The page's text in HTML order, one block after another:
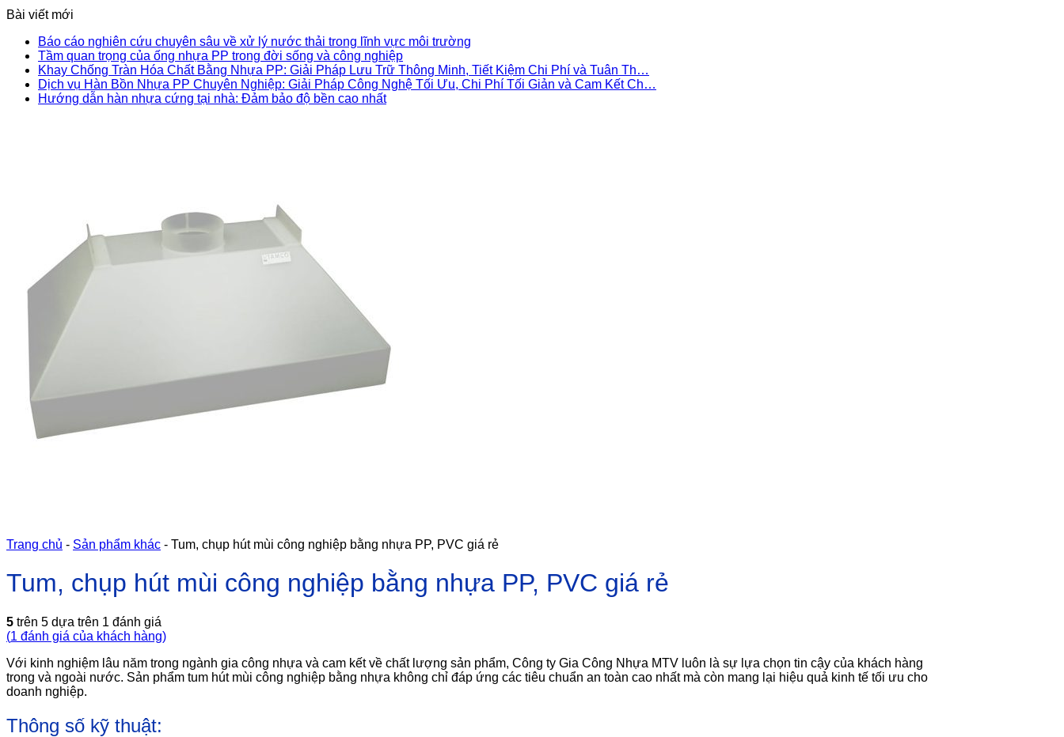
Bài viết mới
Báo cáo nghiên cứu chuyên sâu về xử lý nước thải trong lĩnh vực môi trường
Tầm quan trọng của ống nhựa PP trong đời sống và công nghiệp
Khay Chống Tràn Hóa Chất Bằng Nhựa PP: Giải Pháp Lưu Trữ Thông Minh, Tiết Kiệm Chi Phí và Tuân Th…
Dịch vụ Hàn Bồn Nhựa PP Chuyên Nghiệp: Giải Pháp Công Nghệ Tối Ưu, Chi Phí Tối Giản và Cam Kết Ch…
Hướng dẫn hàn nhựa cứng tại nhà: Đảm bảo độ bền cao nhất
Trang chủ - Sản phẩm khác - Tum, chụp hút mùi công nghiệp bằng nhựa PP, PVC giá rẻ
Tum, chụp hút mùi công nghiệp bằng nhựa PP, PVC giá rẻ
5 trên 5 dựa trên 1 đánh giá
(1 đánh giá của khách hàng)
Với kinh nghiệm lâu năm trong ngành gia công nhựa và cam kết về chất lượng sản phẩm, Công ty Gia Công Nhựa MTV luôn là sự lựa chọn tin cậy của khách hàng
trong và ngoài nước. Sản phẩm tum hút mùi công nghiệp bằng nhựa không chỉ đáp ứng các tiêu chuẩn an toàn cao nhất mà còn mang lại hiệu quả kinh tế tối ưu cho
doanh nghiệp.
Thông số kỹ thuật: